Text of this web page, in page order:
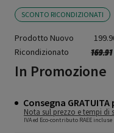
SCONTO RICONDIZIONATI
Prodotto Nuovo
Ricondizionato
169.91
In Promozione
Consegna
Nota sul prezzo e tempi di
IVA ed Eco-contributo RAEE incluse